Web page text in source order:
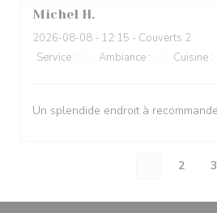
Michel H
2026-08-08 - 12:15 - Couverts 2
Service : Ambiance : Cuisine :
Un splendide endroit à
2 3